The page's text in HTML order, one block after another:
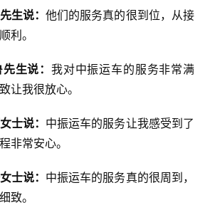
生说： 他们的服务真的很到位，从接
利。
生说： 我对中振运车的服务非常满
让我很放心。
士说： 中振运车的服务让我感受到了
非常安心。
士说： 中振运车的服务真的很周到，
致。